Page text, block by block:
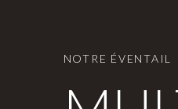
NOTRE ÉVENTAIL